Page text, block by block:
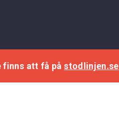
finns att få påstodlinjen.se